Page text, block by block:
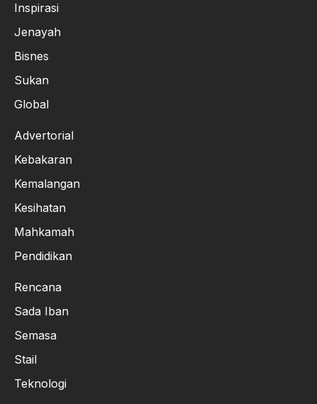
Inspirasi
Jenayah
Bisnes
Sukan
Global
Advertorial
Kebakaran
Kemalangan
Kesihatan
Mahkamah
Pendidikan
Rencana
Sada Iban
Semasa
Stail
Teknologi